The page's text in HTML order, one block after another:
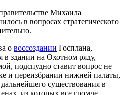
Михаила
в вопросах стратегического
о воссоздании Госплана,
в здании на Охотном ряду,
подспудно ставит вопрос не
и переизбрании нижней палаты,
существования в
из которых все громче